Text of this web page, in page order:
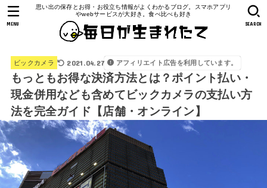
思い出の保存とお得・お役立ち情報がよくわかるブログ。スマホアプリ
やwebサービスが大好き。食べ比べも好き
SEARCH
MENU
ビックカメラ 2021.04.27 アフィリエイト広告を利用しています。
もっともお得な決済方法とは？ポイント払い・
現金併用なども含めてビックカメラの支払い方
法を完全ガイド【店舗・オンライン】